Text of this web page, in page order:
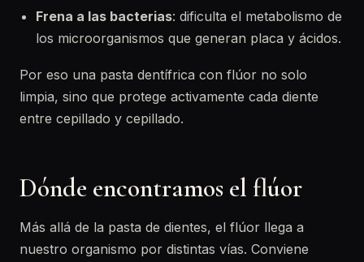
Frena a las bacterias: dificulta el metabolismo de
los microorganismos que generan placa y ácidos.
Por eso una pasta dentífrica con flúor no solo
limpia, sino que protege activamente cada diente
entre cepillado y cepillado.
Dónde encontramos el flúor
Más allá de la pasta de dientes, el flúor llega a
nuestro organismo por distintas vías. Conviene